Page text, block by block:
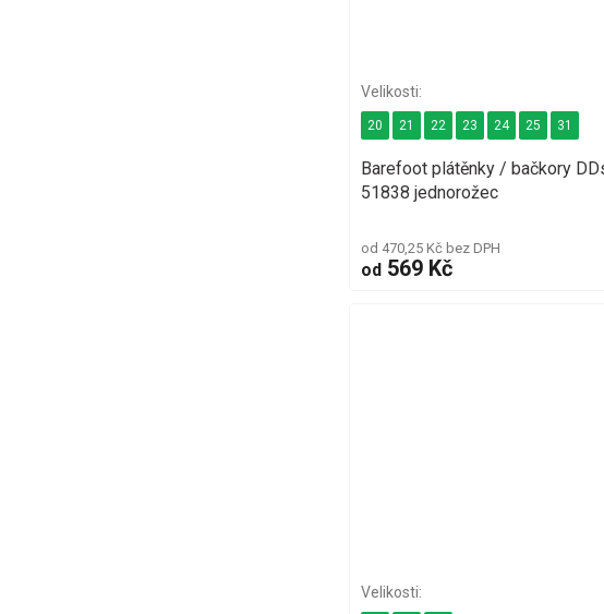
Barefoot plátěnky / bačkory
51838 jednorožec
od 470,25 Kč bez DPH
od 569 Kč
20 21 22 23 24 25 31